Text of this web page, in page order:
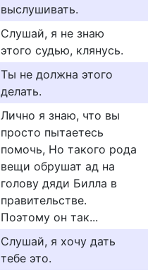
выслушивать.
Слушай, я не знаю
этого судью, клянусь.
Ты не должна этого
делать.
Лично я знаю, что вы
просто пытаетесь
помочь, Но такого рода
вещи обрушат ад на
голову дяди Билла в
правительстве.
Поэтому он так...
Слушай, я хочу дать
тебе это.